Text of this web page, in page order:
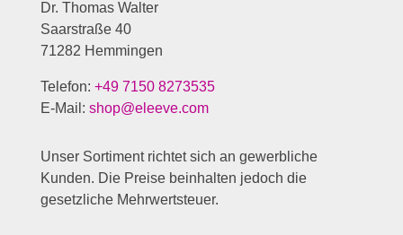
Dr. Thomas Walter
Saarstraße 40
71282 Hemmingen
Telefon: +49 7150 8273535
E-Mail: shop@eleeve.com
Unser Sortiment richtet sich an gewerbliche
Kunden. Die Preise beinhalten jedoch die
gesetzliche Mehrwertsteuer.